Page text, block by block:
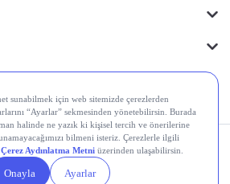
Gizlilik
Politikası
Yasal
Duyurular
Çerez